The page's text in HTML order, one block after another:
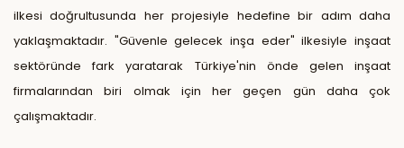
ilkesi doğrultusunda her projesiyle hedefine bir adım daha
yaklaşmaktadır. "Güvenle gelecek inşa eder" ilkesiyle inşaat
sektöründe fark yaratarak Türkiye'nin önde gelen inşaat
firmalarından biri olmak için her geçen gün daha çok
çalışmaktadır.